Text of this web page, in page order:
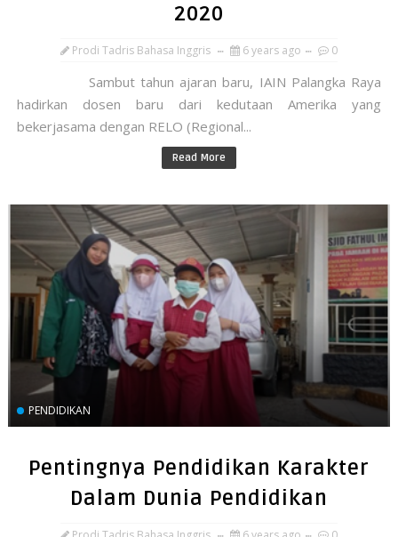
2020
Prodi Tadris Bahasa Inggris 6 years ago 0
Sambut tahun ajaran baru, IAIN Palangka Raya
hadirkan dosen baru dari kedutaan Amerika yang
bekerjasama dengan RELO (Regional...
Read More
PENDIDIKAN
Pentingnya Pendidikan Karakter
Dalam Dunia Pendidikan